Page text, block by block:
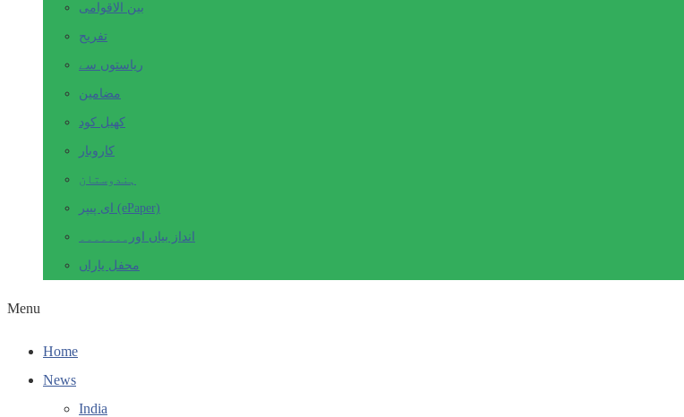
بین الاقوامی
تفریح
ریاستوں سے
مضامین
کھیل کود
کاروبار
ہندوستان
ای پیپر (ePaper)
انداز بیاں اور۔۔۔۔۔۔۔
محفل یاراں
Menu
Home
News
India